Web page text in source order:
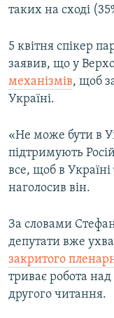
таких на сході
5 квітня спікер
заявив, що у
механізмів, щоб
Україні.
«Не може бути в
підтримують
все, щоб в
наголосив він.
За словами
депутати вже
закритого
триває робота
другого читання.